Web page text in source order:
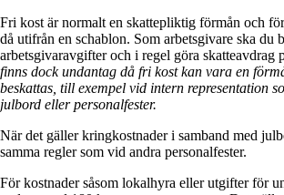
Fri kost är normalt en skattepliktig förmån och
då utifrån en schablon. Som arbetsgivare ska du
arbetsgivaravgifter och i regel göra skatteavdrag
finns dock undantag då fri kost kan vara en
beskattas, till exempel vid intern representation
julbord eller personalfester.
När det gäller kringkostnader i samband med
samma regler som vid andra personalfester.
För kostnader såsom lokalhyra eller utgifter för